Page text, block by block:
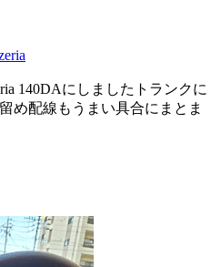
140DAにしましたトランクに
め配線もうまい具合にまとま